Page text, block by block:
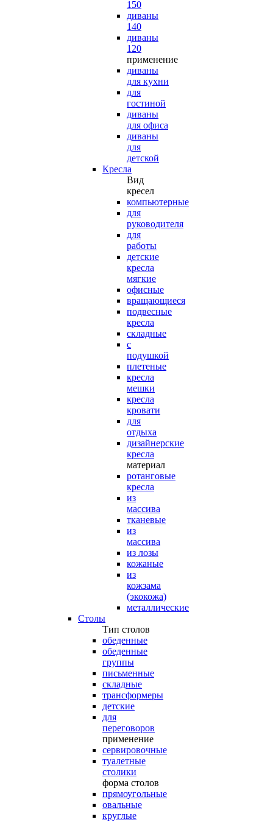
150
диваны
140
диваны
120
применение
диваны
для кухни
для
гостиной
диваны
для офиса
диваны
для
детской
Кресла
Вид
кресел
компьютерные
для
руководителя
для
работы
детские
кресла
мягкие
офисные
вращающиеся
подвесные
кресла
складные
с
подушкой
плетеные
кресла
мешки
кресла
кровати
для
отдыха
дизайнерские
кресла
материал
ротанговые
кресла
из
массива
тканевые
из
массива
из лозы
кожаные
из
кожзама
(экокожа)
металлические
Столы
Тип столов
обеденные
обеденные
группы
письменные
складные
трансформеры
детские
для
переговоров
применение
сервировочные
туалетные
столики
форма столов
прямоугольные
овальные
круглые